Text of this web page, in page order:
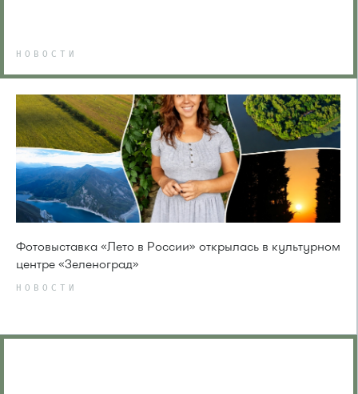
НОВОСТИ
Фотовыставка «Лето в России» открылась в культурном
центре «Зеленоград»
НОВОСТИ